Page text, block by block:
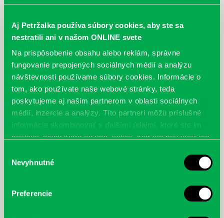
Aj Petržalka používa súbory cookies, aby ste sa
nestratili ani v našom ONLINE svete
Na prispôsobenie obsahu alebo reklám, správne
fungovanie prepojených sociálnych médií a analýzu
návštevnosti používame súbory cookies. Informácie o
tom, ako používate naše webové stránky, teda
poskytujeme aj našim partnerom v oblasti sociálnych
médií, inzercie a analýzy. Títo partneri môžu príslušné
informácie skombinovať s ďalšími údajmi, ktoré ste im
poskytli, alebo ktoré od vás získali, keď ste používali ich
súhlasu
Nevyhnutné
Preferencie
cyklistu modernej doby: